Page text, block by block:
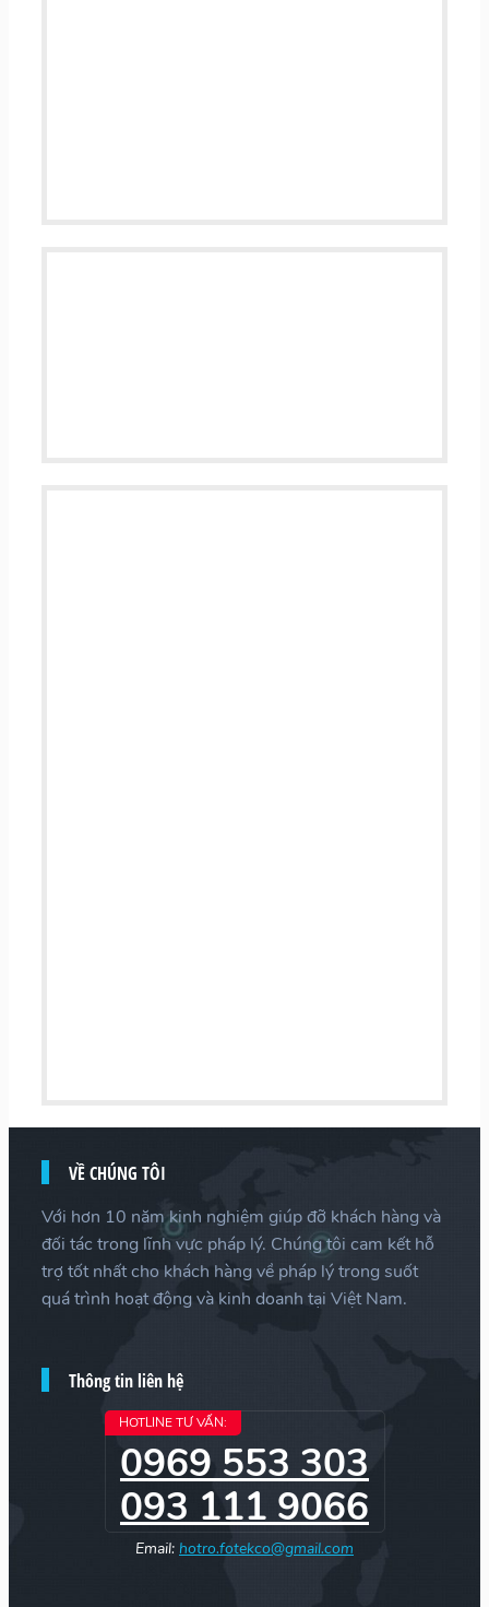
VỀ CHÚNG TÔI
Với hơn 10 năm kinh nghiệm giúp đỡ khách hàng và
đối tác trong lĩnh vực pháp lý. Chúng tôi cam kết hỗ
trợ tốt nhất cho khách hàng về pháp lý trong suốt
quá trình hoạt động và kinh doanh tại Việt Nam.
Thông tin liên hệ
HOTLINE TƯ VẤN:
0969 553 303
093 111 9066
Email: hotro.fotekco@gmail.com